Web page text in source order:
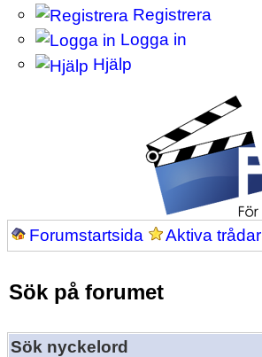
Registrera
Logga in
Hjälp
Forumstartsida Aktiva trådar
Sök på forumet
Sök nyckelord